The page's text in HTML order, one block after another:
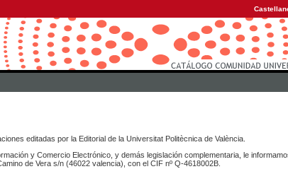
editadas por la Editorial de la Universitat Politècnica de València.
y Comercio Electrónico, y demás legislación complementaria, le
de Vera s/n (46022 valencia), con el CIF nº Q-4618002B.